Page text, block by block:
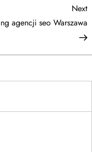
Next
agencji seo Warszawa